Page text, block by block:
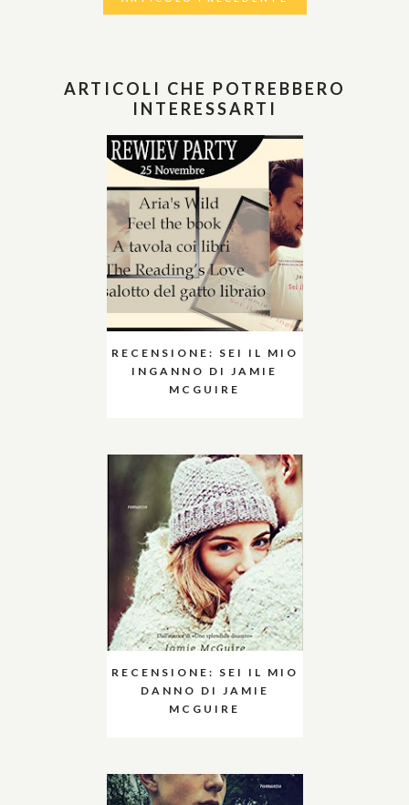
ARTICOLI CHE POTREBBERO
INTERESSARTI
RECENSIONE: SEI IL MIO
INGANNO DI JAMIE
MCGUIRE
RECENSIONE: SEI IL MIO
DANNO DI JAMIE
MCGUIRE